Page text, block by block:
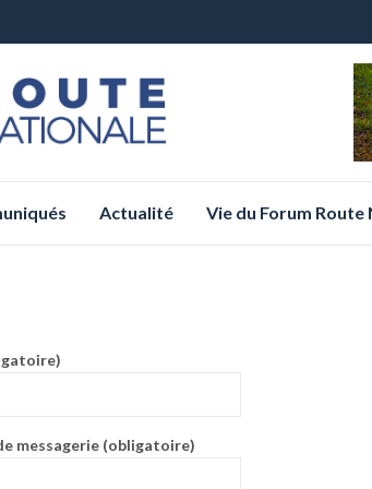
Actualité Vie du Forum Route
messagerie (obligatoire)